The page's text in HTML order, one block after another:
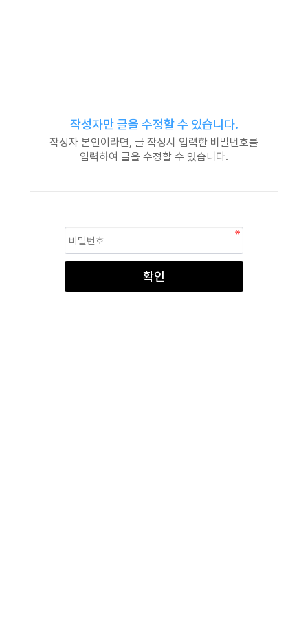
작성자만 글을 수정할 수 있습니다.
작성자 본인이라면, 글 작성시 입력한 비밀번호를
입력하여 글을 수정할 수 있습니다.